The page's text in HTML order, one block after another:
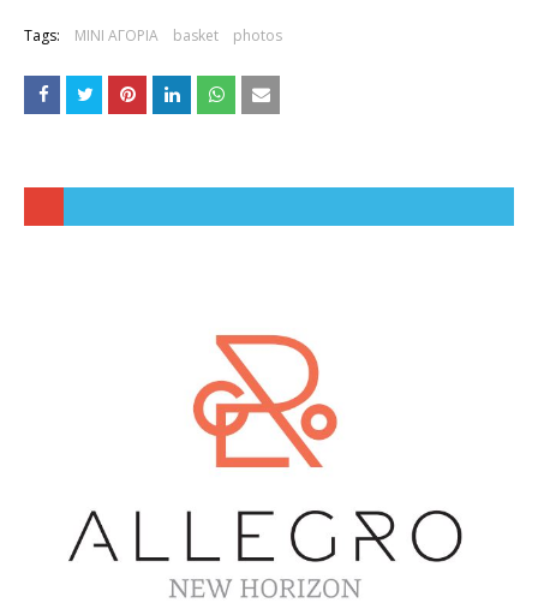
Tags: ΜΙΝΙ ΑΓΟΡΙΑ basket photos